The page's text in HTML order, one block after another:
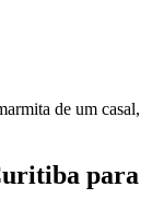
de um casal,
para